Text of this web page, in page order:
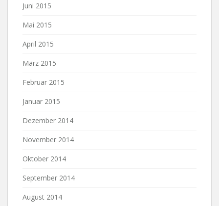
Juni 2015
Mai 2015
April 2015
März 2015
Februar 2015
Januar 2015
Dezember 2014
November 2014
Oktober 2014
September 2014
August 2014